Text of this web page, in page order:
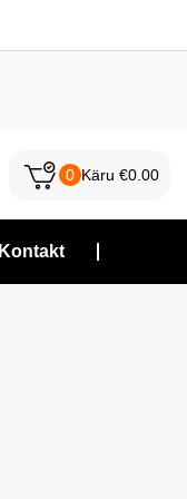
0 Käru €0.00
Kontakt